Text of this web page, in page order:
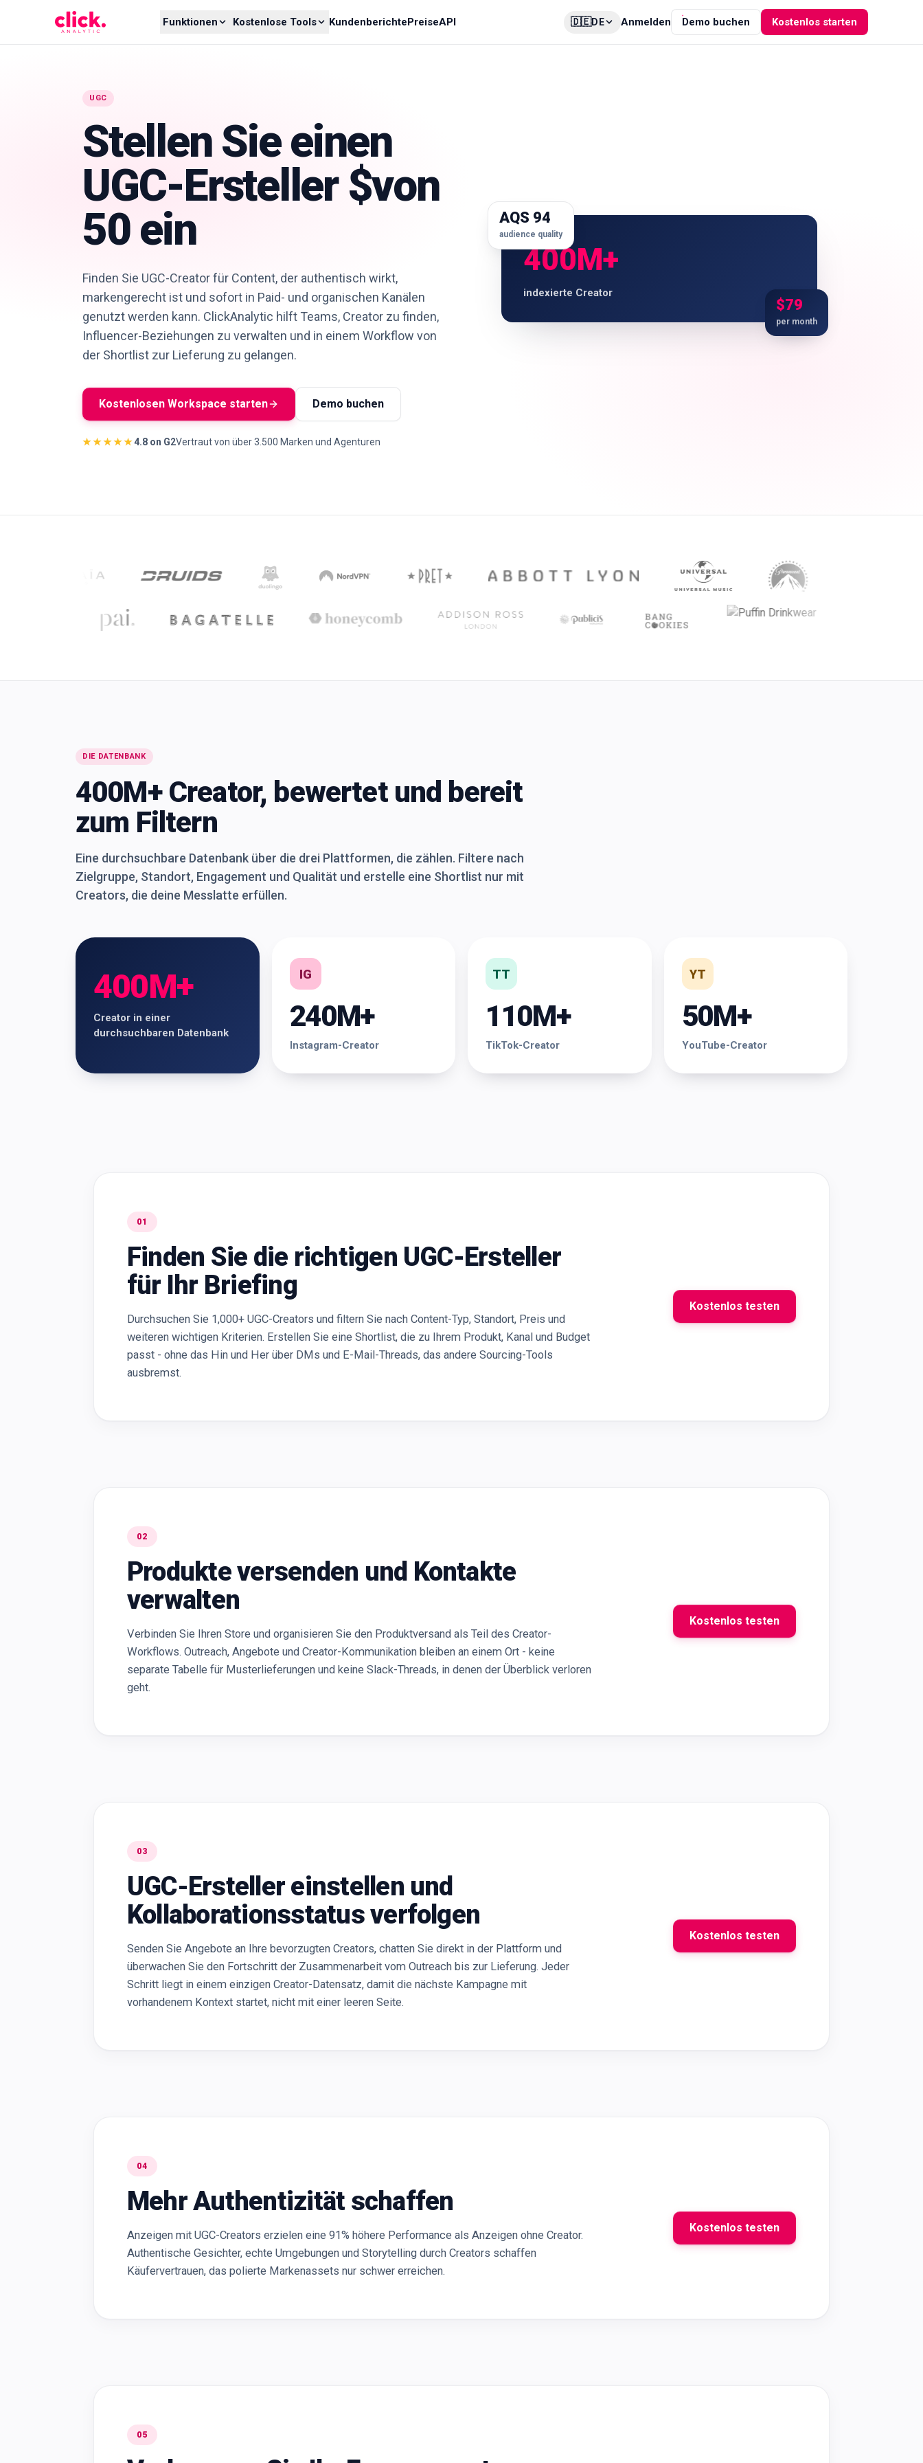
Funktionen Kostenlose Tools KundenberichtePreiseAPI 🇩🇪DE Anmelden Demo buchen Kostenlos starten
UGC
Stellen Sie einen
UGC-Ersteller $von
50 ein
Finden Sie UGC-Creator für Content, der authentisch wirkt,
markengerecht ist und sofort in Paid- und organischen Kanälen
genutzt werden kann. ClickAnalytic hilft Teams, Creator zu finden,
Influencer-Beziehungen zu verwalten und in einem Workflow von
der Shortlist zur Lieferung zu gelangen.
Kostenlosen Workspace starten Demo buchen
★★★★★4.8 on G2Vertraut von über 3.500 Marken und Agenturen
400M+
indexierte Creator
AQS 94
audience quality
$79
per month
DIE DATENBANK
400M+ Creator, bewertet und bereit
zum Filtern
Eine durchsuchbare Datenbank über die drei Plattformen, die zählen. Filtere nach
Zielgruppe, Standort, Engagement und Qualität und erstelle eine Shortlist nur mit
Creators, die deine Messlatte erfüllen.
400M+
Creator in einer
durchsuchbaren Datenbank
IG
240M+
Instagram-Creator
TT
110M+
TikTok-Creator
YT
50M+
YouTube-Creator
01
Finden Sie die richtigen UGC-Ersteller
für Ihr Briefing
Durchsuchen Sie 1,000+ UGC-Creators und filtern Sie nach Content-Typ, Standort, Preis und
weiteren wichtigen Kriterien. Erstellen Sie eine Shortlist, die zu Ihrem Produkt, Kanal und Budget
passt - ohne das Hin und Her über DMs und E-Mail-Threads, das andere Sourcing-Tools
ausbremst.
Kostenlos testen
02
Produkte versenden und Kontakte
verwalten
Verbinden Sie Ihren Store und organisieren Sie den Produktversand als Teil des Creator-
Workflows. Outreach, Angebote und Creator-Kommunikation bleiben an einem Ort - keine
separate Tabelle für Musterlieferungen und keine Slack-Threads, in denen der Überblick verloren
geht.
Kostenlos testen
03
UGC-Ersteller einstellen und
Kollaborationsstatus verfolgen
Senden Sie Angebote an Ihre bevorzugten Creators, chatten Sie direkt in der Plattform und
überwachen Sie den Fortschritt der Zusammenarbeit vom Outreach bis zur Lieferung. Jeder
Schritt liegt in einem einzigen Creator-Datensatz, damit die nächste Kampagne mit
vorhandenem Kontext startet, nicht mit einer leeren Seite.
Kostenlos testen
04
Mehr Authentizität schaffen
Anzeigen mit UGC-Creators erzielen eine 91% höhere Performance als Anzeigen ohne Creator.
Authentische Gesichter, echte Umgebungen und Storytelling durch Creators schaffen
Käufervertrauen, das polierte Markenassets nur schwer erreichen.
Kostenlos testen
05